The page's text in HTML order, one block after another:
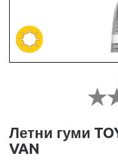
Летни гуми
VAN